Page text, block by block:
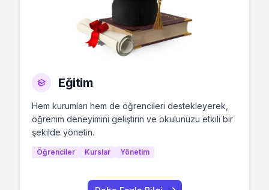
Eğitim
Hem kurumları hem de öğrencileri destekleyerek,
öğrenim deneyimini geliştirin ve okulunuzu etkili bir
şekilde yönetin.
Öğrenciler Kurslar Yönetim